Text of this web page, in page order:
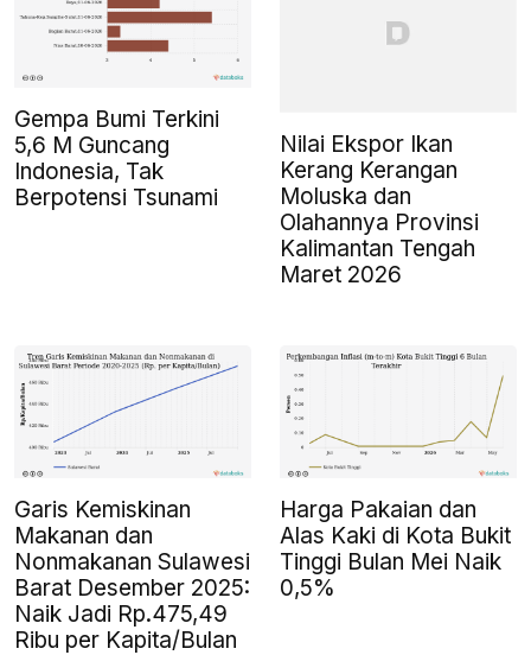
Gempa Bumi Terkini
5,6 M Guncang
Indonesia, Tak
Berpotensi Tsunami
Nilai Ekspor Ikan
Kerang Kerangan
Moluska dan
Olahannya Provinsi
Kalimantan Tengah
Maret 2026
Garis Kemiskinan
Makanan dan
Nonmakanan Sulawesi
Barat Desember 2025:
Naik Jadi Rp.475,49
Ribu per Kapita/Bulan
Harga Pakaian dan
Alas Kaki di Kota Bukit
Tinggi Bulan Mei Naik
0,5%